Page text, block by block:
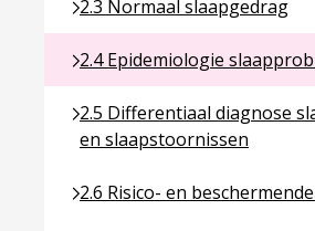
2.3 Normaal slaapgedrag
Ga naar pagina over 2.3
2.4 Epidemiologie
Ga naar pagina over 2.4
2.5 Differentiaal diagnose
en slaapstoornissen
Ga naar pagina over 2.5
2.6 Risico- en
Ga naar pagina over 2.6